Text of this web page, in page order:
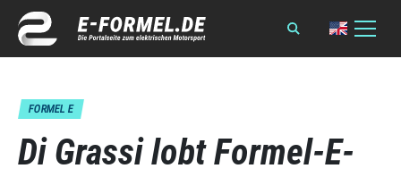
FORMEL E
Di Grassi lobt Formel-E-